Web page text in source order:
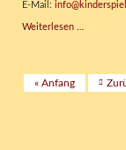
E-Mail:
Weiterlesen …
« Anfang